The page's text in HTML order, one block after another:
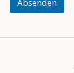
Absenden